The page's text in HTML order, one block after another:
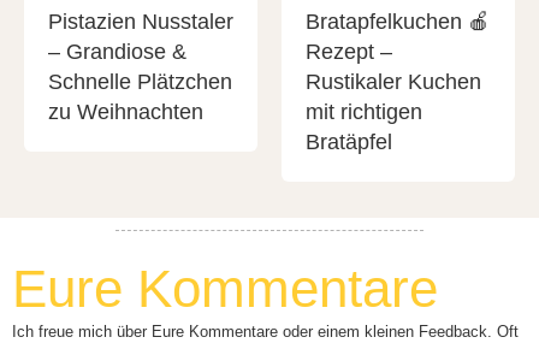
Pistazien Nusstaler
– Grandiose &
Schnelle Plätzchen
zu Weihnachten
Bratapfelkuchen 🍎
Rezept –
Rustikaler Kuchen
mit richtigen
Bratäpfel
Eure Kommentare
Ich freue mich über Eure Kommentare oder einem kleinen Feedback. Oft